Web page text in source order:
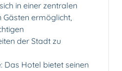
in einer zentralen
Gästen ermöglicht,
der Stadt zu
Das Hotel bietet seinen